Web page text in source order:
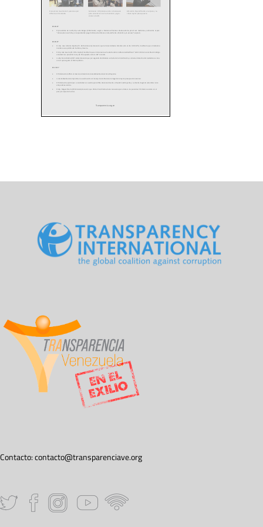
Contacto:contacto@transparenciave.org